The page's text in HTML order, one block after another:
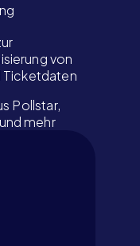
von
Ticketdaten
Pollstar,
mehr